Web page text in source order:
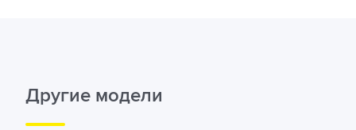
Другие модели